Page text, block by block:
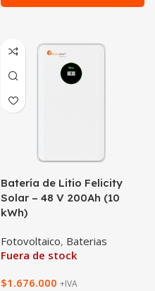
Batería de Litio Felicity
Solar – 48 V 200Ah (10
kWh)
Fotovoltaico, Baterias
Fuera de stock
$1.676.000 +IVA